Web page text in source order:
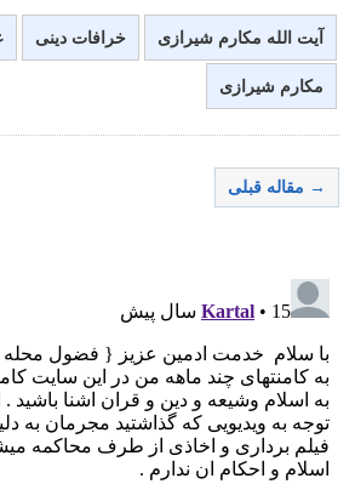
آیت الله مکارم شیرازی خرافات دینی
مکارم شیرازی
→ مقاله قبلی